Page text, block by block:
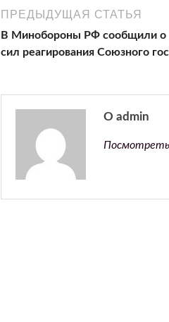
ПРЕДЫДУЩАЯ СТАТЬЯ
В Минобороны РФ сообщили о
сил реагирования Союзного
О admin
Посмотреть